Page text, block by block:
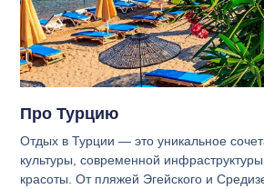
Про Турцию
Отдых в Турции — это уникальное
культуры, современной
красоты. От пляжей Эгейского и